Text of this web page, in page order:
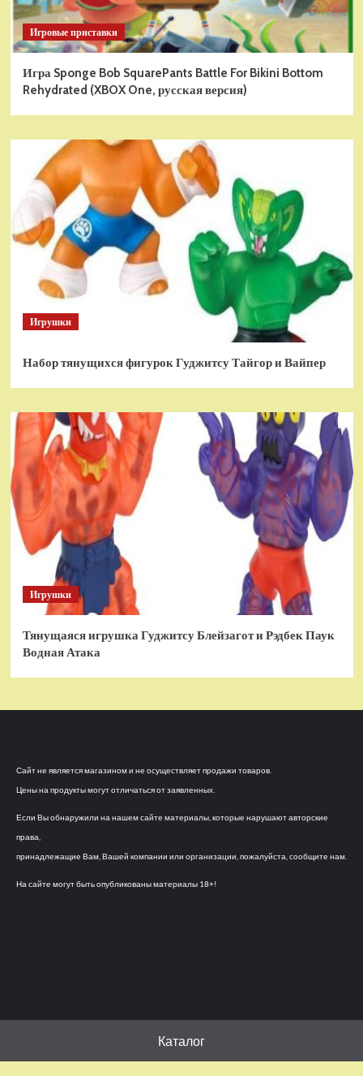
Игровые приставки
Игра Sponge Bob SquarePants Battle For Bikini Bottom
Rehydrated (XBOX One, русская версия)
Игрушки
Набор тянущихся фигурок Гуджитсу Тайгор и Вайпер
Игрушки
Тянущаяся игрушка Гуджитсу Блейзагот и Рэдбек Паук
Водная Атака
Сайт не является магазином и не осуществляет продажи товаров.
Цены на продукты могут отличаться от заявленных.
Если Вы обнаружили на нашем сайте материалы, которые нарушают авторские
права,
принадлежащие Вам, Вашей компании или организации, пожалуйста, сообщите нам.
На сайте могут быть опубликованы материалы 18+!
Каталог